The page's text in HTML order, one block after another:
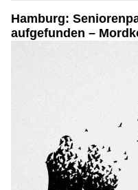
Hamburg:
aufgefunden –